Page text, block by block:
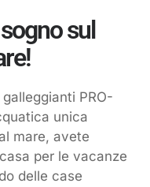
sul
PRO-
unica
mare, avete
per le vacanze
delle case